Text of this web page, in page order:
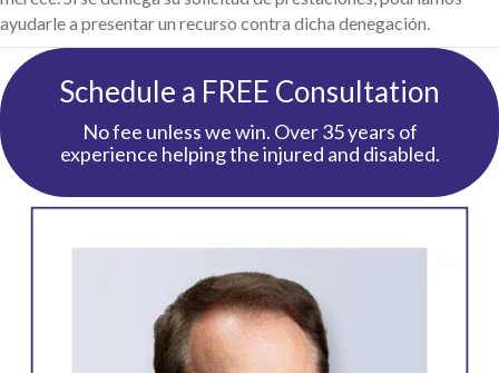
ayudarle a presentar un recurso contra dicha denegación.
Schedule a FREE Consultation
No fee unless we win. Over 35 years of
experience helping the injured and disabled.